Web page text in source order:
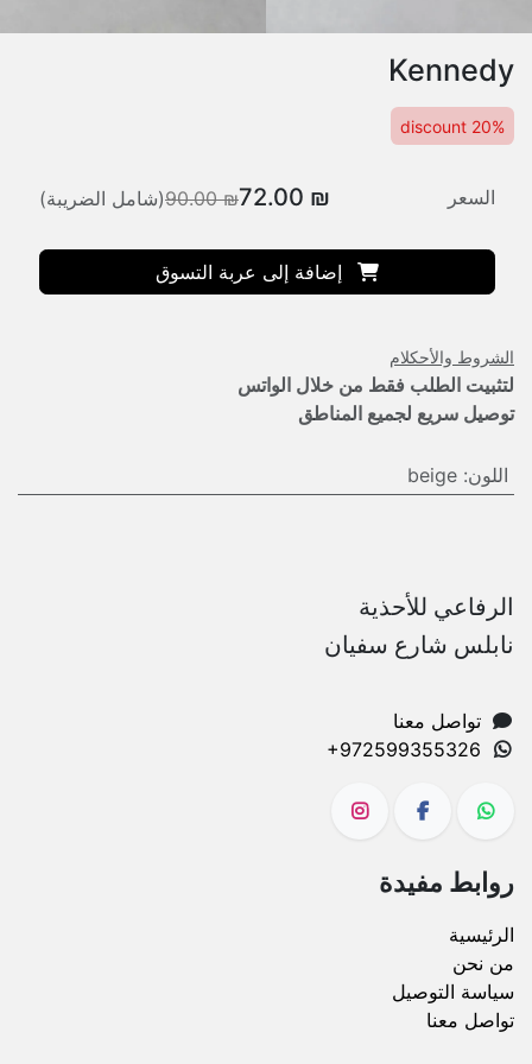
Kennedy
20% discount
إضافة إلى عربة التسوق
السعر ₪
72.00
₪
90.00(شامل الضريبة)
الشروط والأحكلام
لتثبيت الطلب فقط من خلال الواتس
توصيل سريع لجميع المناطق
اللون:
beige
الرفاعي للأحذية
نابلس شارع سفيان
تواصل معنا
+972599355326
روابط مفيدة
الرئيسية
من نحن
سياسة التوصيل
تواصل معنا